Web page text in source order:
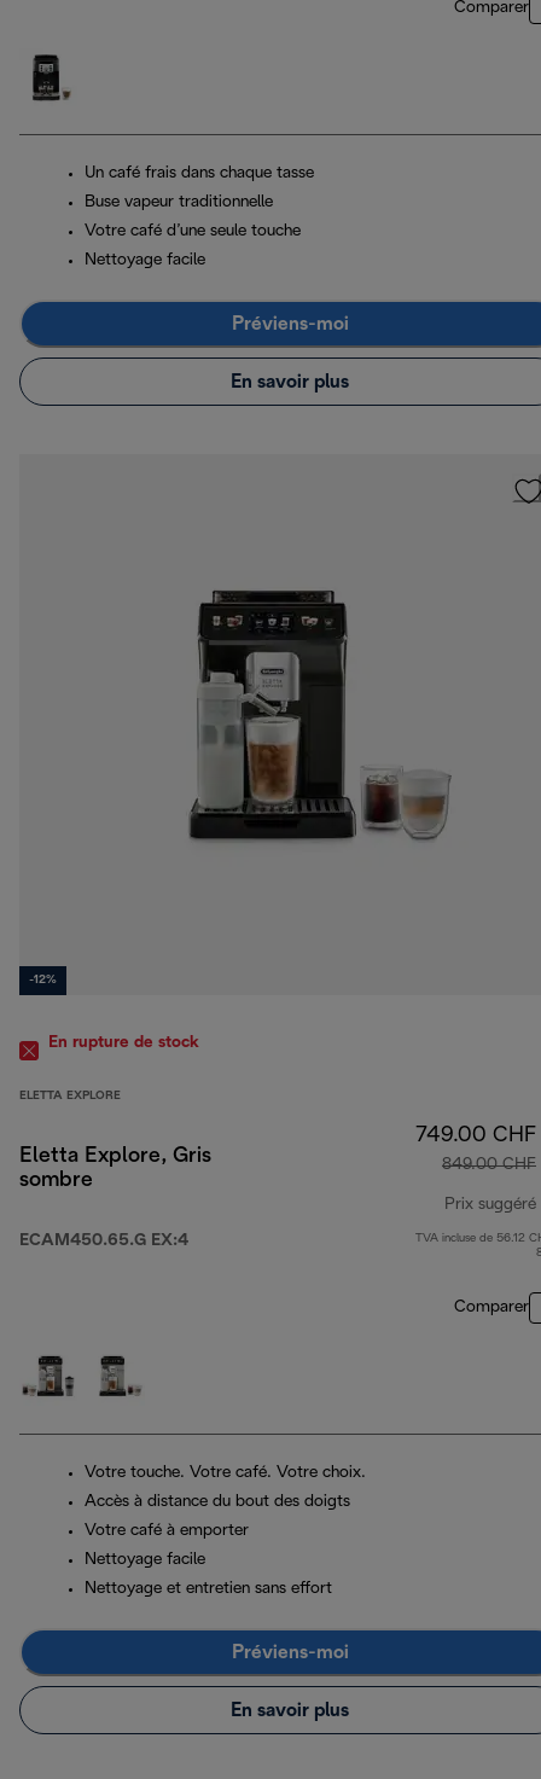
Comparer
Un café frais dans chaque tasse
Buse vapeur traditionnelle
Votre café d’une seule touche
Nettoyage facile
Préviens-moi
En savoir plus
-12%
En rupture de stock
ELETTA EXPLORE
Eletta Explore, Gris
sombre
ECAM450.65.G EX:4
749.00 CHF
849.00 CHF
Prix suggéré
TVA incluse de 56.12
Comparer
Votre touche. Votre café. Votre choix.
Accès à distance du bout des doigts
Votre café à emporter
Nettoyage facile
Nettoyage et entretien sans effort
Préviens-moi
En savoir plus